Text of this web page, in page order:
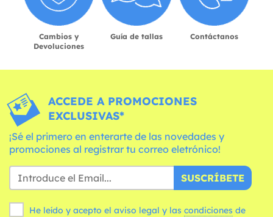
Cambios y
Devoluciones
Guía de tallas Contáctanos
ACCEDE A PROMOCIONES
EXCLUSIVAS*
¡Sé el primero en enterarte de las novedades y
promociones al registrar tu correo eletrónico!
SUSCRÍBETE
He leído y acepto el aviso legal y las condiciones